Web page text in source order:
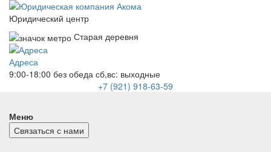
Юридический центр
Старая деревня
Адреса
9:00-18:00 без обеда сб,вс: выходные
+7 (921) 918-63-59
Меню
Связаться с нами